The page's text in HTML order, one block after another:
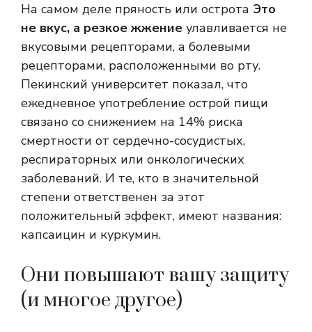
На самом деле пряность или острота Это
не вкус, а резкое жжение улавливается не
вкусовыми рецепторами, а болевыми
рецепторами, расположенными во рту.
Пекинский университет показал, что
ежедневное употребление острой пищи
связано со снижением на 14% риска
смертности от сердечно-сосудистых,
респираторных или онкологических
заболеваний. И те, кто в значительной
степени ответственен за этот
положительный эффект, имеют названия:
капсаицин и куркумин.
Они повышают вашу защиту
(и многое другое)